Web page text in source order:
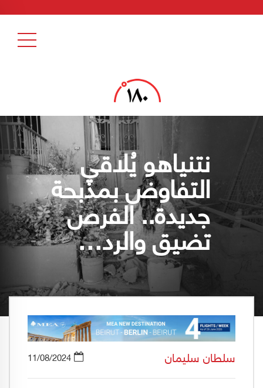
نتنياهو يُلاقي
التفاوض بمذبحة
جديدة.. الفرص
تضيق والرد…
سلطان سليمان 11/08/2024